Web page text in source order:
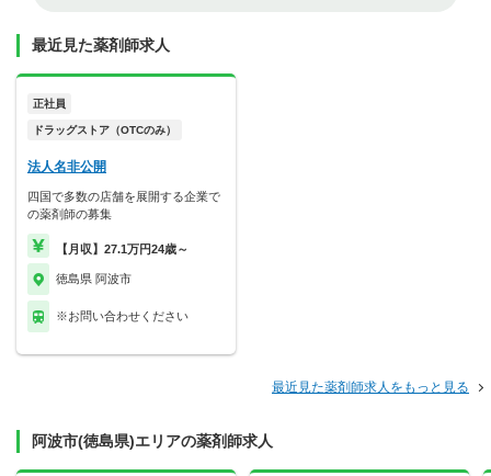
最近見た薬剤師求人
正社員
ドラッグストア（OTCのみ）
法人名非公開
四国で多数の店舗を展開する企業で
の薬剤師の募集
【月収】27.1万円24歳～
徳島県 阿波市
※お問い合わせください
最近見た薬剤師求人をもっと見る
阿波市(徳島県)エリアの薬剤師求人